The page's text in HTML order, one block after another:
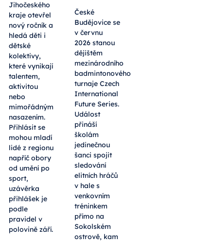
Jihočeského
kraje otevřel
nový ročník a
hledá děti i
dětské
kolektivy,
které vynikají
talentem,
aktivitou
nebo
mimořádným
nasazením.
Přihlásit se
mohou mladí
lidé z regionu
napříč obory
od umění po
sport,
uzávěrka
přihlášek je
podle
pravidel v
polovině září.
České
Budějovice se
v červnu
2026 stanou
dějištěm
mezinárodního
badmintonového
turnaje Czech
International
Future Series.
Událost
přináší
školám
jedinečnou
šanci spojit
sledování
elitních hráčů
v hale s
venkovním
tréninkem
přímo na
Sokolském
ostrově, kam